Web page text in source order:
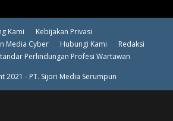
Kami
Kebijakan Privasi
Media Cyber
Hubungi Kami
Redaksi
Perlindungan Profesi Wartawan
2021 - PT. Sijori Media Serumpun